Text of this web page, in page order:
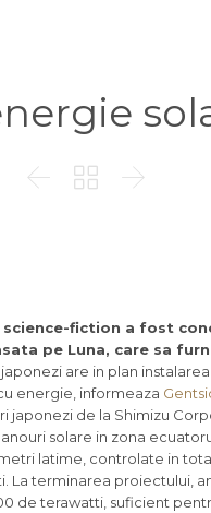
  
fiction a fost
pe Luna, care sa
are in plan
energie, informeaza
de la Shimizu
solare in zona
latime, controlate in
La terminarea proiectului,
de terawatti, suficient